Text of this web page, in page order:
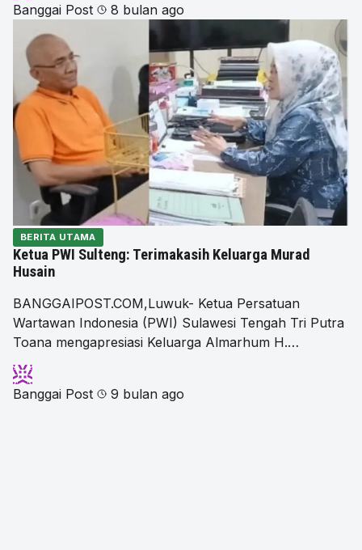
Banggai Post 8 bulan ago
BERITA UTAMA
Ketua PWI Sulteng: Terimakasih Keluarga Murad
Husain
BANGGAIPOST.COM,Luwuk- Ketua Persatuan
Wartawan Indonesia (PWI) Sulawesi Tengah Tri Putra
Toana mengapresiasi Keluarga Almarhum H.…
Banggai Post 9 bulan ago